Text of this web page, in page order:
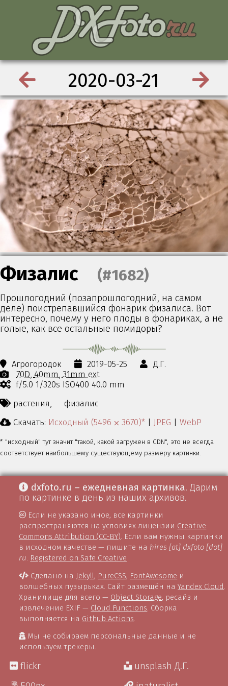
2020-03-21
Физалис (#1682)
Прошлогодний (позапрошлогодний, на самом
деле) поистрепавшийся фонарик физалиса. Вот
интересно, почему у него плоды в фонариках, а не
голые, как все остальные помидоры?
Агрогородок 2019-05-25
Д.Г.
70D 40mm 31mm ext
f/5.0 1/320s ISO400 40.0 mm
растения,
физалис
Скачать: Исходный (5496 ⨉ 3670)* | JPEG | WebP
* "исходный" тут значит "такой, какой загружен в CDN", это не всегда
соответствует наибольшему существующему размеру картинки.
dxfoto.ru – ежедневная картинка. Дарим
по картинке в день из наших архивов.
Если не указано иное, все картинки
распространяются на условиях лицензии Creative
Commons Attribution (CC-BY). Если вам нужны картинки
в исходном качестве — пишите на hires [at] dxfoto [dot]
ru. Registered on Safe Creative
Сделано на Jekyll, PureCSS, FontAwesome и
волшебных пузырьках. Сайт размещён наYandex Cloud
Хранилище для всего — Object Storage, ресайз и
извлечение EXIF — Cloud Functions . Сборка
выполняется на Github Actions
Мы не собираем персональные данные и не
используем трекеры.
flickr
unsplash Д.Г.